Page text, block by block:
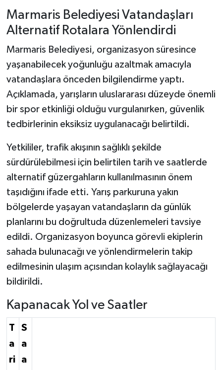
Marmaris Belediyesi Vatandaşları
Alternatif Rotalara Yönlendirdi
Marmaris Belediyesi, organizasyon süresince
yaşanabilecek yoğunluğu azaltmak amacıyla
vatandaşlara önceden bilgilendirme yaptı.
Açıklamada, yarışların uluslararası düzeyde önemli
bir spor etkinliği olduğu vurgulanırken, güvenlik
tedbirlerinin eksiksiz uygulanacağı belirtildi.
Yetkililer, trafik akışının sağlıklı şekilde
sürdürülebilmesi için belirtilen tarih ve saatlerde
alternatif güzergahların kullanılmasının önem
taşıdığını ifade etti. Yarış parkuruna yakın
bölgelerde yaşayan vatandaşların da günlük
planlarını bu doğrultuda düzenlemeleri tavsiye
edildi. Organizasyon boyunca görevli ekiplerin
sahada bulunacağı ve yönlendirmelerin takip
edilmesinin ulaşım açısından kolaylık sağlayacağı
bildirildi.
Kapanacak Yol ve Saatler
T
a
ri
S
a
a